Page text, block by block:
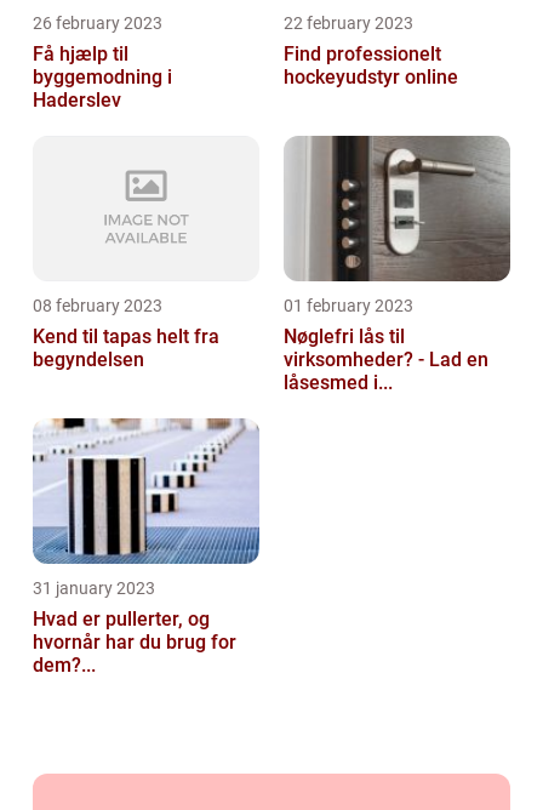
26 february 2023
Få hjælp til
byggemodning i
Haderslev
22 february 2023
Find professionelt
hockeyudstyr online
08 february 2023
Kend til tapas helt fra
begyndelsen
01 february 2023
Nøglefri lås til
virksomheder? - Lad en
låsesmed i...
31 january 2023
Hvad er pullerter, og
hvornår har du brug for
dem?...